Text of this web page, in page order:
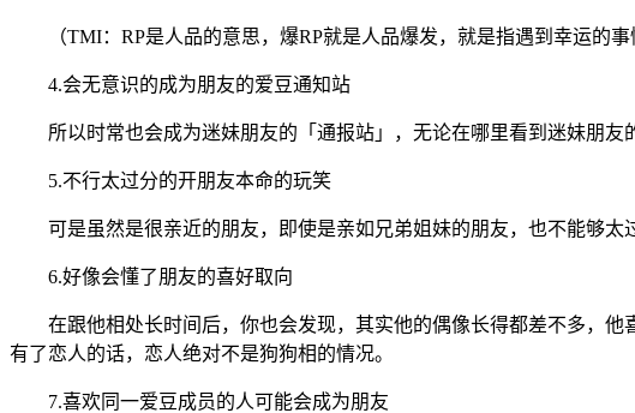
（TMI：RP是人品的意思，爆RP就是人品爆发，就是指遇到幸运的事
4.会无意识的成为朋友的爱豆通知站
所以时常也会成为迷妹朋友的「通报站」，无论在哪里看到迷妹朋友
5.不行太过分的开朋友本命的玩笑
可是虽然是很亲近的朋友，即使是亲如兄弟姐妹的朋友，也不能够太
6.好像会懂了朋友的喜好取向
在跟他相处长时间后，你也会发现，其实他的偶像长得都差不多，他
有了恋人的话，恋人绝对不是狗狗相的情况。
7.喜欢同一爱豆成员的人可能会成为朋友